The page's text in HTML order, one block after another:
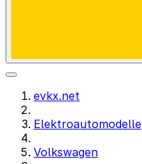
evkx.net
Elektroautomodelle
Volkswagen